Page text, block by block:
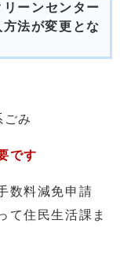
ーンセンター
法が変更とな
み
です
数料減免申請
て住民生活課ま